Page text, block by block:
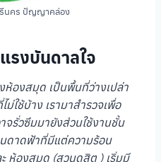
นคร ปัญญาคล่อง
งบันดาลใจ
องสมุด เป็นพื้นที่ว่างเปล่า
ม่ใช้บ้าง เรามาสำรวจเพื่อ
รั่วซึมมายังส่วนใช้งานชั้น
ดาดฟ้าที่มีแต่ความร้อน
ห้องสมุด (สวนดุสิต ) เริ่มมี